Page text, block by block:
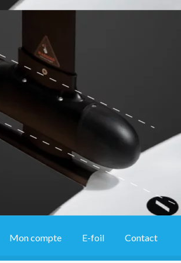
Mon compte E-foil Contact